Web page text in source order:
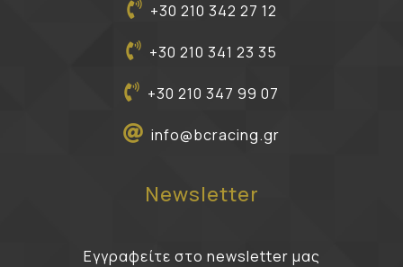
+30 210 342 27 12
+30 210 341 23 35
+30 210 347 99 07
info@bcracing.gr
Newsletter
Εγγραφείτε στο newsletter μας